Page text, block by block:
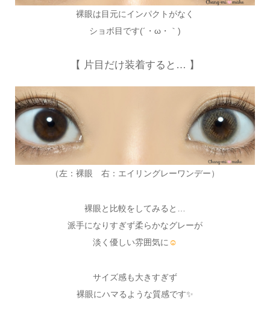
裸眼は目元にインパクトがなく
ショボ目です(´・ω・｀)
【 片目だけ装着すると… 】
（左：裸眼 右：エイリングレーワンデー）
裸眼と比較をしてみると…
派手になりすぎず柔らかなグレーが
淡く優しい雰囲気に ☺
サイズ感も大きすぎず
裸眼にハマるような質感です✨